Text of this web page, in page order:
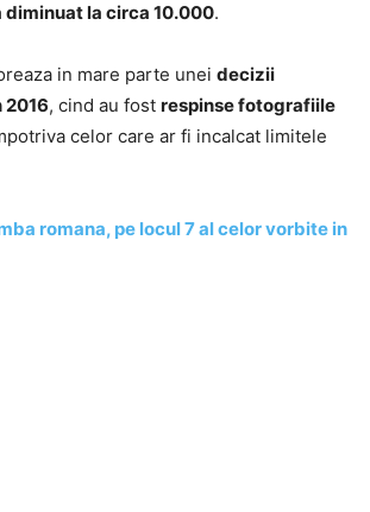
diminuat la circa 10.000.
in mare parte unei decizii
, cind au fost respinse fotografiile
celor care ar fi incalcat limitele
romana, pe locul 7 al celor vorbite in